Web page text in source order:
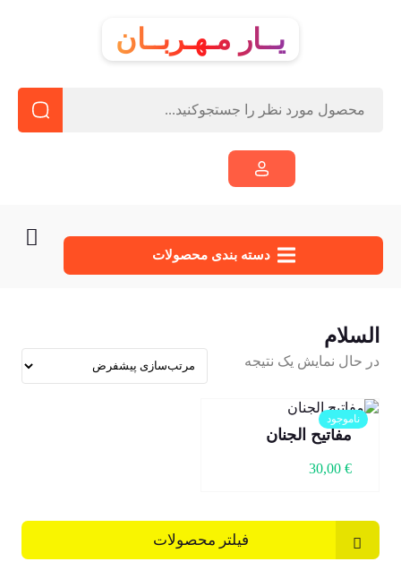
یــار مـهـربــان
دسته‌ بندی محصولات
السلام
در حال نمایش یک نتیجه
ناموجود
مفاتیح الجنان
30,00 €
فیلتر محصولات